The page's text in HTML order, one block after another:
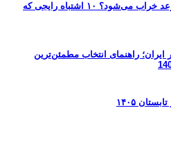
چرا باتری خودرو زودتر از موعد خراب می‌شود؟ ۱۰ اشتباه رایجی که
راهنمای انتخاب مطمئن‌ترین
۱۴۰۵